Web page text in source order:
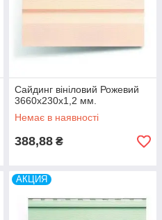
корозії (цвіль, грибки).
торцевих заглушок з
рукав.
3660 мм
230 мм
10 шт.
Сайдинг вініловий Рожевий
3660х230х1,2 мм.
Немає в наявності
388,88 ₴
АКЦИЯ